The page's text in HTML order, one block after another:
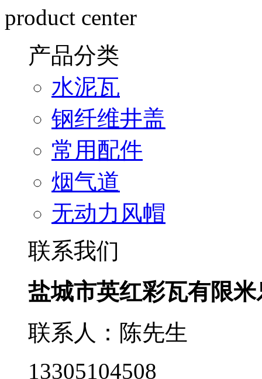
product center
产品分类
水泥瓦
钢纤维井盖
常用配件
烟气道
无动力风帽
联系我们
盐城市英红彩瓦有限
联系人：陈先生
13305104508